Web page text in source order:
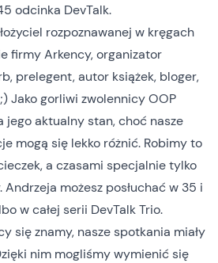
odcinka DevTalk.
rozpoznawanej w kręgach
firmy Arkency, organizator
prelegent, autor książek, bloger,
Jako gorliwi zwolennicy OOP
jego aktualny stan, choć nasze
mogą się lekko różnić. Robimy to
a czasami specjalnie tylko
możesz posłuchać w 35 i
w całej serii DevTalk Trio.
się znamy, nasze spotkania miały
nim mogliśmy wymienić się